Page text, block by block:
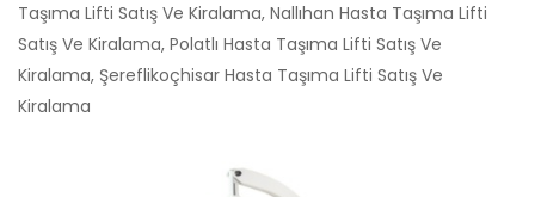
Taşıma Lifti Satış Ve Kiralama, Nallıhan Hasta Taşıma Lifti
Satış Ve Kiralama, Polatlı Hasta Taşıma Lifti Satış Ve
Kiralama, Şereflikoçhisar Hasta Taşıma Lifti Satış Ve
Kiralama